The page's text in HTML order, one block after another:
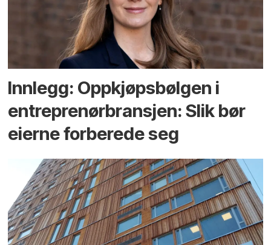
Innlegg: Oppkjøps­bølgen i
entreprenør­bransjen: Slik bør
eierne forberede seg